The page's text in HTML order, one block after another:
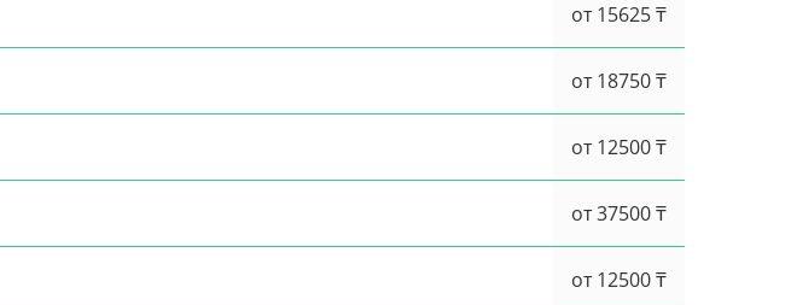
от 15625 ₸
от 18750 ₸
от 12500 ₸
от 37500 ₸
от 12500 ₸